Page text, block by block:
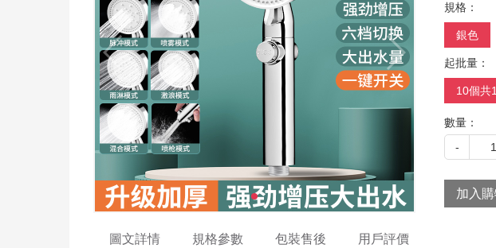
規格：
銀色
起批量：
10個共
數量：
-
1
圖文詳情 規格參數 包裝售後 用戶評價